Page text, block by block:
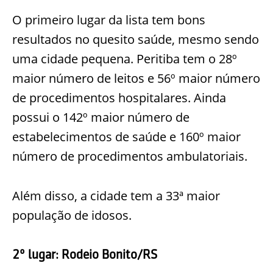
O primeiro lugar da lista tem bons
resultados no quesito saúde, mesmo sendo
uma cidade pequena. Peritiba tem o 28º
maior número de leitos e 56º maior número
de procedimentos hospitalares. Ainda
possui o 142º maior número de
estabelecimentos de saúde e 160º maior
número de procedimentos ambulatoriais.
Além disso, a cidade tem a 33ª maior
população de idosos.
2º lugar: Rodeio Bonito/RS